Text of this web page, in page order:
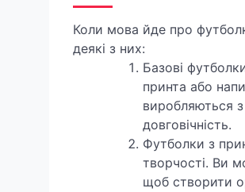
Коли мова йде про
деякі з них:
Базові
принта або
виробляються
довговічність.
Футболки з
творчості. Ви
щоб створити